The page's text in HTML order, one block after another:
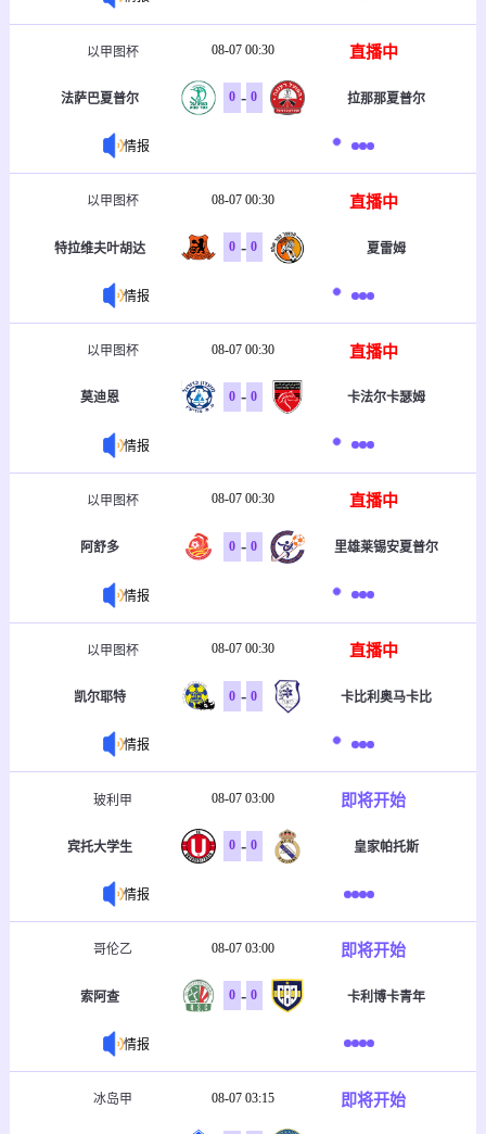
以甲图杯 08-07 00:30 直播中
法萨巴夏普尔 0 - 0 拉那那夏普尔
情报
以甲图杯 08-07 00:30 直播中
特拉维夫叶胡达 0 - 0 夏雷姆
情报
以甲图杯 08-07 00:30 直播中
莫迪恩 0 - 0 卡法尔卡瑟姆
情报
以甲图杯 08-07 00:30 直播中
阿舒多 0 - 0 里雄莱锡安夏普尔
情报
以甲图杯 08-07 00:30 直播中
凯尔耶特 0 - 0 卡比利奥马卡比
情报
玻利甲 08-07 03:00 即将开始
宾托大学生 0 - 0 皇家帕托斯
情报
哥伦乙 08-07 03:00 即将开始
索阿查 0 - 0 卡利博卡青年
情报
冰岛甲 08-07 03:15 即将开始